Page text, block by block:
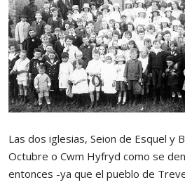
Las dos iglesias, Seion de Esquel y
Octubre o Cwm Hyfryd como se
entonces -ya que el pueblo de